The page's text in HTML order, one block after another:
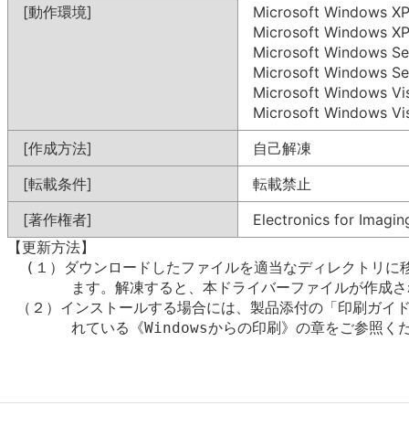
[動作環境]
Microsoft Windows
Microsoft Windows
Microsoft Windows
Microsoft Windows
Microsoft Windows
Microsoft Windows
[作成方法]
自己解凍
[転載条件]
転載禁止
[著作権者]
Electronics for
【更新方法】
(１）ダウンロードしたファイルを適当なディレクトリに
ます。解凍すると、本ドライバーファイルが作成
（２）インストールする場合には、製品添付の「印刷ガイ
れている《Windowsからの印刷》の章をご参照く